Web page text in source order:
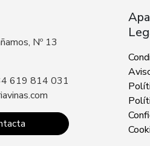
Nº 13
619 814 031